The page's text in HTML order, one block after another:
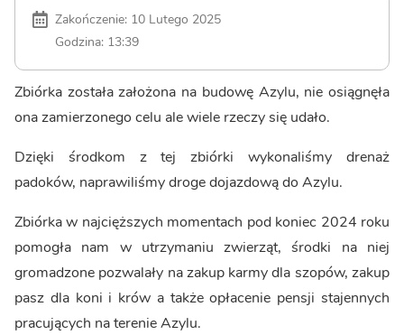
Zakończenie: 10 Lutego 2025
Godzina: 13:39
Zbiórka została założona na budowę Azylu, nie osiągnęła
ona zamierzonego celu ale wiele rzeczy się udało.
Dzięki środkom z tej zbiórki wykonaliśmy drenaż
padoków, naprawiliśmy droge dojazdową do Azylu.
Zbiórka w najcięższych momentach pod koniec 2024 roku
pomogła nam w utrzymaniu zwierząt, środki na niej
gromadzone pozwalały na zakup karmy dla szopów, zakup
pasz dla koni i krów a także opłacenie pensji stajennych
pracujących na terenie Azylu.